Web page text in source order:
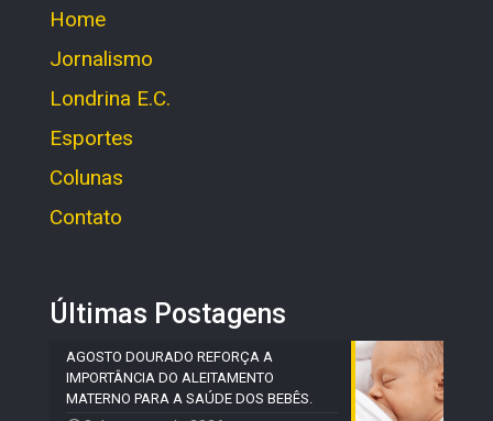
Home
Jornalismo
Londrina E.C.
Esportes
Colunas
Contato
Últimas Postagens
AGOSTO DOURADO REFORÇA A
IMPORTÂNCIA DO ALEITAMENTO
MATERNO PARA A SAÚDE DOS BEBÊS.